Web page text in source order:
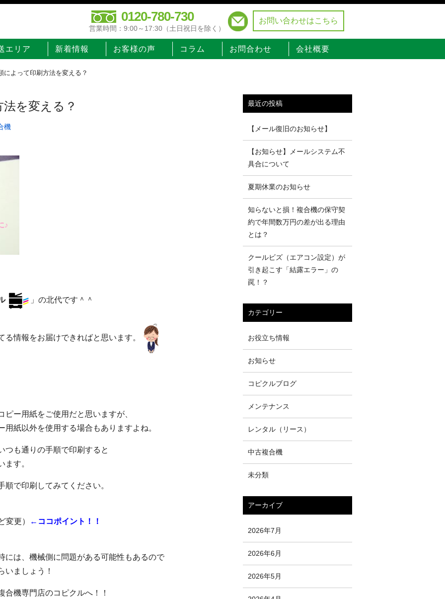
0120-780-730
営業時間：9:00～17:30（土日祝日を除く）
お問い合わせはこちら
エリア 新着情報 お客様の声 コラム お問合わせ 会社概要
によって印刷方法を変える？
を変える？
機
♪
」の北代です＾＾
情報をお届けできればと思います。
ー用紙をご使用だと思いますが、
紙以外を使用する場合もありますよね。
つも通りの手順で印刷すると
ます。
で印刷してみてください。
更） ←ココポイント！！
には、機械側に問題がある可能性もあるので
いましょう！
機専門店のコピクルへ！！
最近の投稿
【メール復旧のお知らせ】
【お知らせ】メールシステム不
具合について
夏期休業のお知らせ
知らないと損！複合機の保守契
約で年間数万円の差が出る理由
とは？
クールビズ（エアコン設定）が
引き起こす「結露エラー」の
罠！？
カテゴリー
お役立ち情報
お知らせ
コピクルブログ
メンテナンス
レンタル（リース）
中古複合機
未分類
アーカイブ
2026年7月
2026年6月
2026年5月